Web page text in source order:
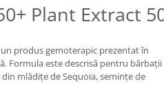
Plant Extract
produs gemoterapic prezentat în
Formula este descrisă pentru bărbații
mlădițe de Sequoia, semințe de